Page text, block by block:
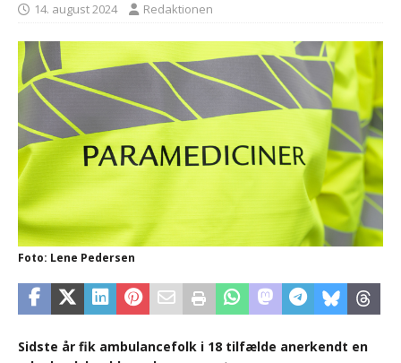
14. august 2024 Redaktionen
Foto: Lene Pedersen
Sidste år fik ambulancefolk i 18 tilfælde anerkendt en